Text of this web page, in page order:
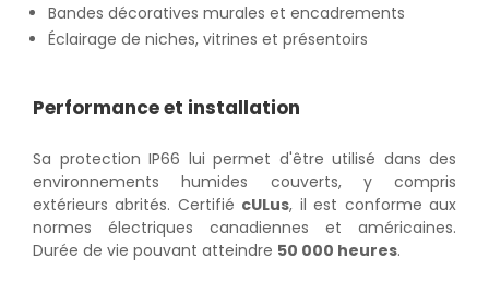
Bandes décoratives murales et encadrements
Éclairage de niches, vitrines et présentoirs
Performance et installation
Sa protection IP66 lui permet d'être utilisé dans des
environnements humides couverts, y compris
extérieurs abrités. Certifié cULus, il est conforme aux
normes électriques canadiennes et américaines.
Durée de vie pouvant atteindre 50 000 heures.